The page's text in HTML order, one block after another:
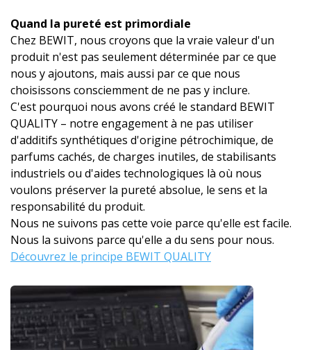
Quand la pureté est primordiale
Chez BEWIT, nous croyons que la vraie valeur d'un
produit n'est pas seulement déterminée par ce que
nous y ajoutons, mais aussi par ce que nous
choisissons consciemment de ne pas y inclure.
C'est pourquoi nous avons créé le standard BEWIT
QUALITY – notre engagement à ne pas utiliser
d'additifs synthétiques d'origine pétrochimique, de
parfums cachés, de charges inutiles, de stabilisants
industriels ou d'aides technologiques là où nous
voulons préserver la pureté absolue, le sens et la
responsabilité du produit.
Nous ne suivons pas cette voie parce qu'elle est facile.
Nous la suivons parce qu'elle a du sens pour nous.
Découvrez le principe BEWIT QUALITY